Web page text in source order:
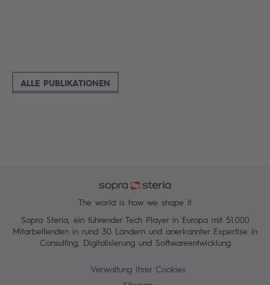
ALLE PUBLIKATIONEN
The world is how we shape it
Sopra Steria, ein führender Tech Player in Europa mit 51.000
Mitarbeitenden in rund 30 Ländern und anerkannter Expertise in
Consulting, Digitalisierung und Softwareentwicklung
Verwaltung Ihrer Cookies